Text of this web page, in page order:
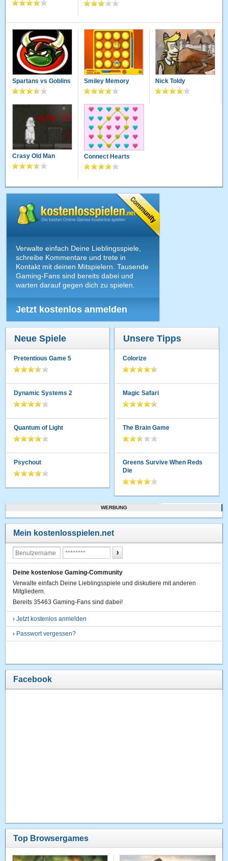
Spartans vs Goblins Smiley Memory Nick Toldy
Crasy Old Man Connect Hearts
Verwalte einfach Deine Lieblingsspiele,
schreibe Kommentare und trete in
Kontakt mit deinen Mitspielern. Tausende
Gaming-Fans sind bereits dabei und
warten darauf gegen dich zu spielen.
Jetzt kostenlos anmelden
Neue Spiele
Pretentious Game 5
Dynamic Systems 2
Quantum of Light
Psychout
Unsere Tipps
Colorize
Magic Safari
The Brain Game
Greens Survive When Reds
Die
WERBUNG
Mein kostenlosspielen.net
Deine kostenlose Gaming-Community
Verwalte einfach Deine Lieblingsspiele und diskutiere mit anderen
Mitgliedern.
Bereits 35463 Gaming-Fans sind dabei!
›Jetzt kostenlos anmelden
› Passwort vergessen?
Facebook
Top Browsergames